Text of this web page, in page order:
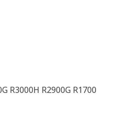
R3000H R2900G R1700